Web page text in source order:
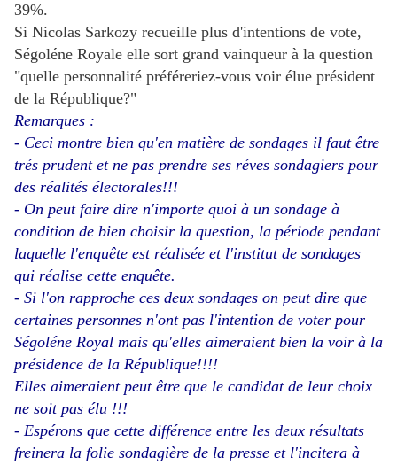
39%.
Si Nicolas Sarkozy recueille plus d'intentions de vote,
Ségoléne Royale elle sort grand vainqueur à la question
"quelle personnalité préféreriez-vous voir élue président
de la République?"
Remarques :
- Ceci montre bien qu'en matière de sondages il faut être
trés prudent et ne pas prendre ses réves sondagiers pour
des réalités électorales!!!
- On peut faire dire n'importe quoi à un sondage à
condition de bien choisir la question, la période pendant
laquelle l'enquête est réalisée et l'institut de sondages
qui réalise cette enquête.
- Si l'on rapproche ces deux sondages on peut dire que
certaines personnes n'ont pas l'intention de voter pour
Ségoléne Royal mais qu'elles aimeraient bien la voir à la
présidence de la République!!!!
Elles aimeraient peut être que le candidat de leur choix
ne soit pas élu !!!
- Espérons que cette différence entre les deux résultats
freinera la folie sondagière de la presse et l'incitera à